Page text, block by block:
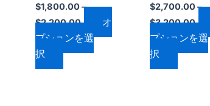
ー
ジ
か
ら
選
ー
ジ
か
ら
選
$1,800.00–
$2,200.00
オ
プションを選
択
ー
シ
ョ
ン
が
$2,700.00–
$3,200.00
プションを選
択
ー
シ
ョ
ン
が